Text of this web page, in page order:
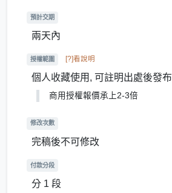
預計交期
兩天內
授權範圍 [?]看說明
個人收藏使用, 可註明出處後發布
商用授權報價承上2-3倍
修改次數
完稿後不可修改
付款分段
分 1 段